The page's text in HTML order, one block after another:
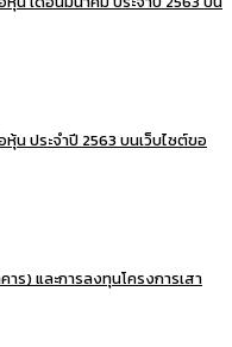
ประจำปี 2563 บนเว็บไซต์ขอ
ร) และการลงทุนโครงการเสา